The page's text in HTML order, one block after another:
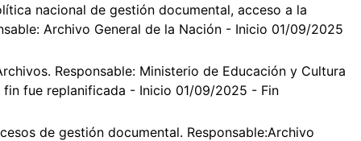
nacional de gestión documental, acceso a la
Archivo General de la Nación - Inicio 01/09/2025
Responsable: Ministerio de Educación y Cultura
fue replanificada - Inicio 01/09/2025 - Fin
de gestión documental. Responsable:Archivo